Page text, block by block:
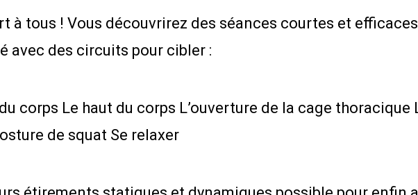
à tous ! Vous découvrirez des séances courtes et
avec des circuits pour cibler :
corps Le haut du corps L’ouverture de la cage thoracique
de squat Se relaxer